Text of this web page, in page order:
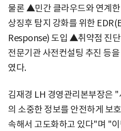
물론 ▲민간 클라우드와 연계
상징후 탐지 강화를 위한
Response) 도입 ▲취약점 진
전문기관 사전컨설팅 추진 등
였다.
김재경 LH 경영관리본부장은
의 소중한 정보를 안전하게 보
속해서 고도화하고 있다"며 "